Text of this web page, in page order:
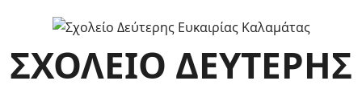
content
ΣΧΟΛΕΊΟ ΔΕΎΤΕΡΗΣ